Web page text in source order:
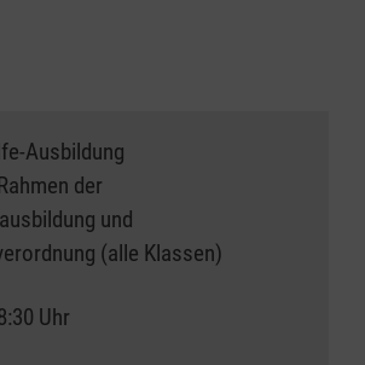
Ausbildung
der
und
(alle Klassen)
Uhr